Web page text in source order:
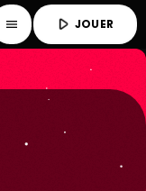
menu play_arrow JOUER